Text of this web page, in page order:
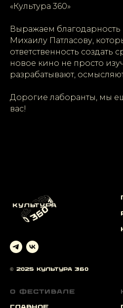
«Культура 360»
Выражаем благодарность
Михаилу Патласову,
ответственность создать
новое кино не просто
разрабатывают,
Дорогие лаборанты, мы
вас!
© 2025 Культура 360
О ФЕСТИВАЛЕ
ГЛАВНОЕ